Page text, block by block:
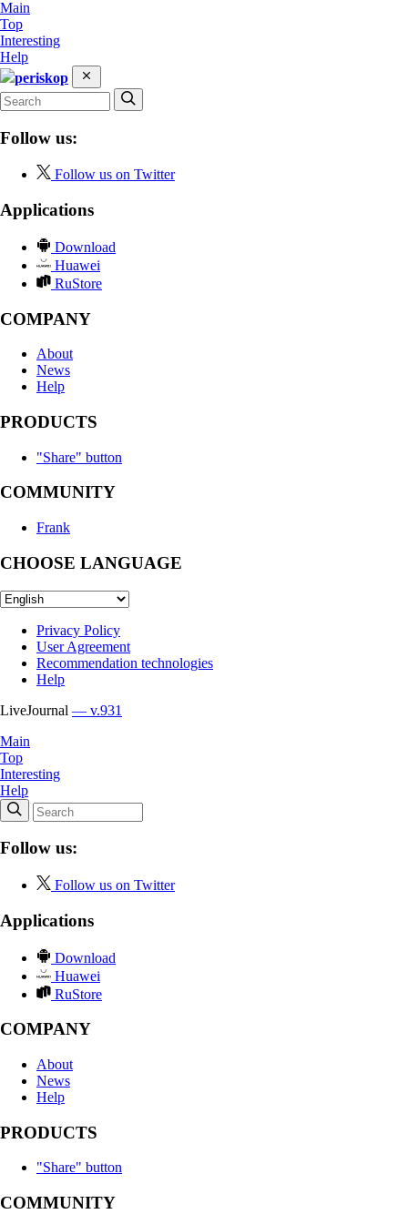
Main
Top
Interesting
Help
periskop
Follow us:
Follow us on Twitter
Applications
Download
Huawei
RuStore
COMPANY
About
News
Help
PRODUCTS
"Share" button
COMMUNITY
Frank
CHOOSE LANGUAGE
Privacy Policy
User Agreement
Recommendation technologies
Help
LiveJournal — v.931
Main
Top
Interesting
Help
Follow us:
Follow us on Twitter
Applications
Download
Huawei
RuStore
COMPANY
About
News
Help
PRODUCTS
"Share" button
COMMUNITY